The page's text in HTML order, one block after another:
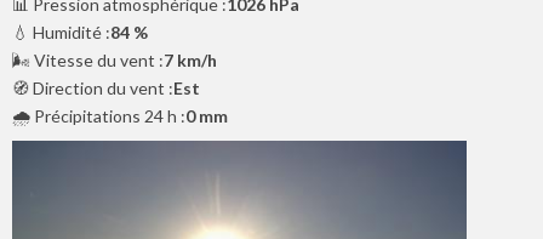
📊 Pression atmosphérique :1026 hPa
💧 Humidité :84 %
🌬️ Vitesse du vent :7 km/h
🧭 Direction du vent :Est
🌧️ Précipitations 24 h :0 mm